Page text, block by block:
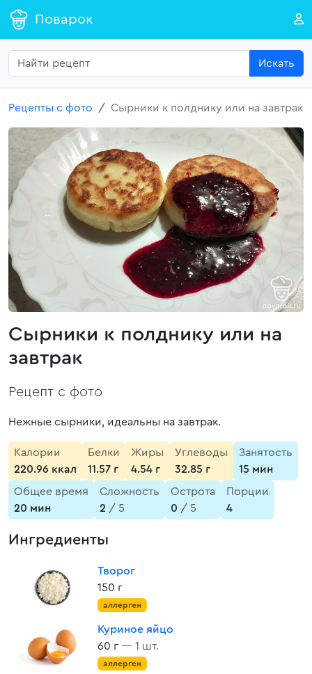
Поварок
Искать
Рецепты с фото Сырники к полднику или на завтрак
Сырники к полднику или на
завтрак
Рецепт с фото
Нежные сырники, идеальны на завтрак.
Калории
220.96 ккал
Белки
11.57 г
Жиры
4.54 г
Углеводы
32.85 г
Занятость
15 мин
Общее время
20 мин
Сложность
2 / 5
Острота
0 / 5
Порции
4
Ингредиенты
Творог
150 г
аллерген
Куриное яйцо
60 г — 1 шт.
аллерген